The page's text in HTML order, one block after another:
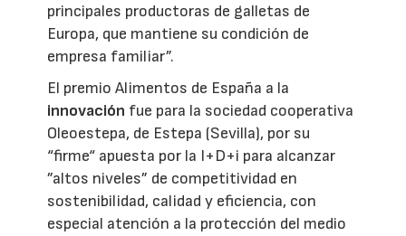
principales productoras de galletas de
Europa, que mantiene su condición de
empresa familiar”.
El premio Alimentos de España a la
innovación fue para la sociedad cooperativa
Oleoestepa, de Estepa (Sevilla), por su
“firme“ apuesta por la I+D+i para alcanzar
”altos niveles” de competitividad en
sostenibilidad, calidad y eficiencia, con
especial atención a la protección del medio